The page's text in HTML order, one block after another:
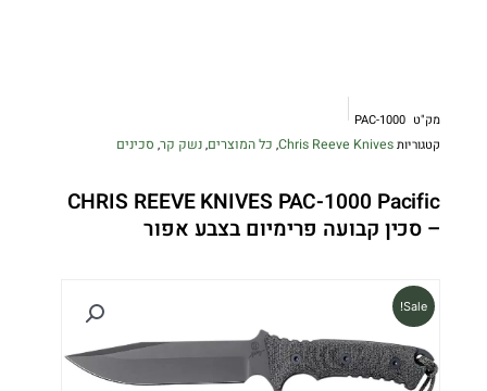
מק"ט PAC-1000
קטגוריותChris Reeve Knives
, כל המוצרים,נשק קר, סכינים
CHRIS REEVE KNIVES PAC-1000 Pacific
– סכין קבועה פרימיום בצבע אפור
Sale!